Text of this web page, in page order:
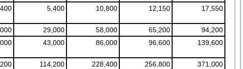
5,400 10,800 12,150 17,550
29,000 58,000 65,200
94,200
43,000 86,000 96,600 139,600
114,200 228,400 256,800
371,000